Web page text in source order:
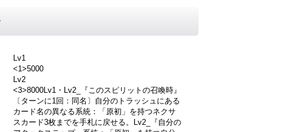
Lv1
<1>5000
Lv2
<3>8000Lv1・Lv2_『このスピリットの召喚時』
〔ターンに1回：同名〕自分のトラッシュにある
カード名の異なる系統：「原初」を持つネクサ
スカード3枚までを手札に戻せる。Lv2_『自分の